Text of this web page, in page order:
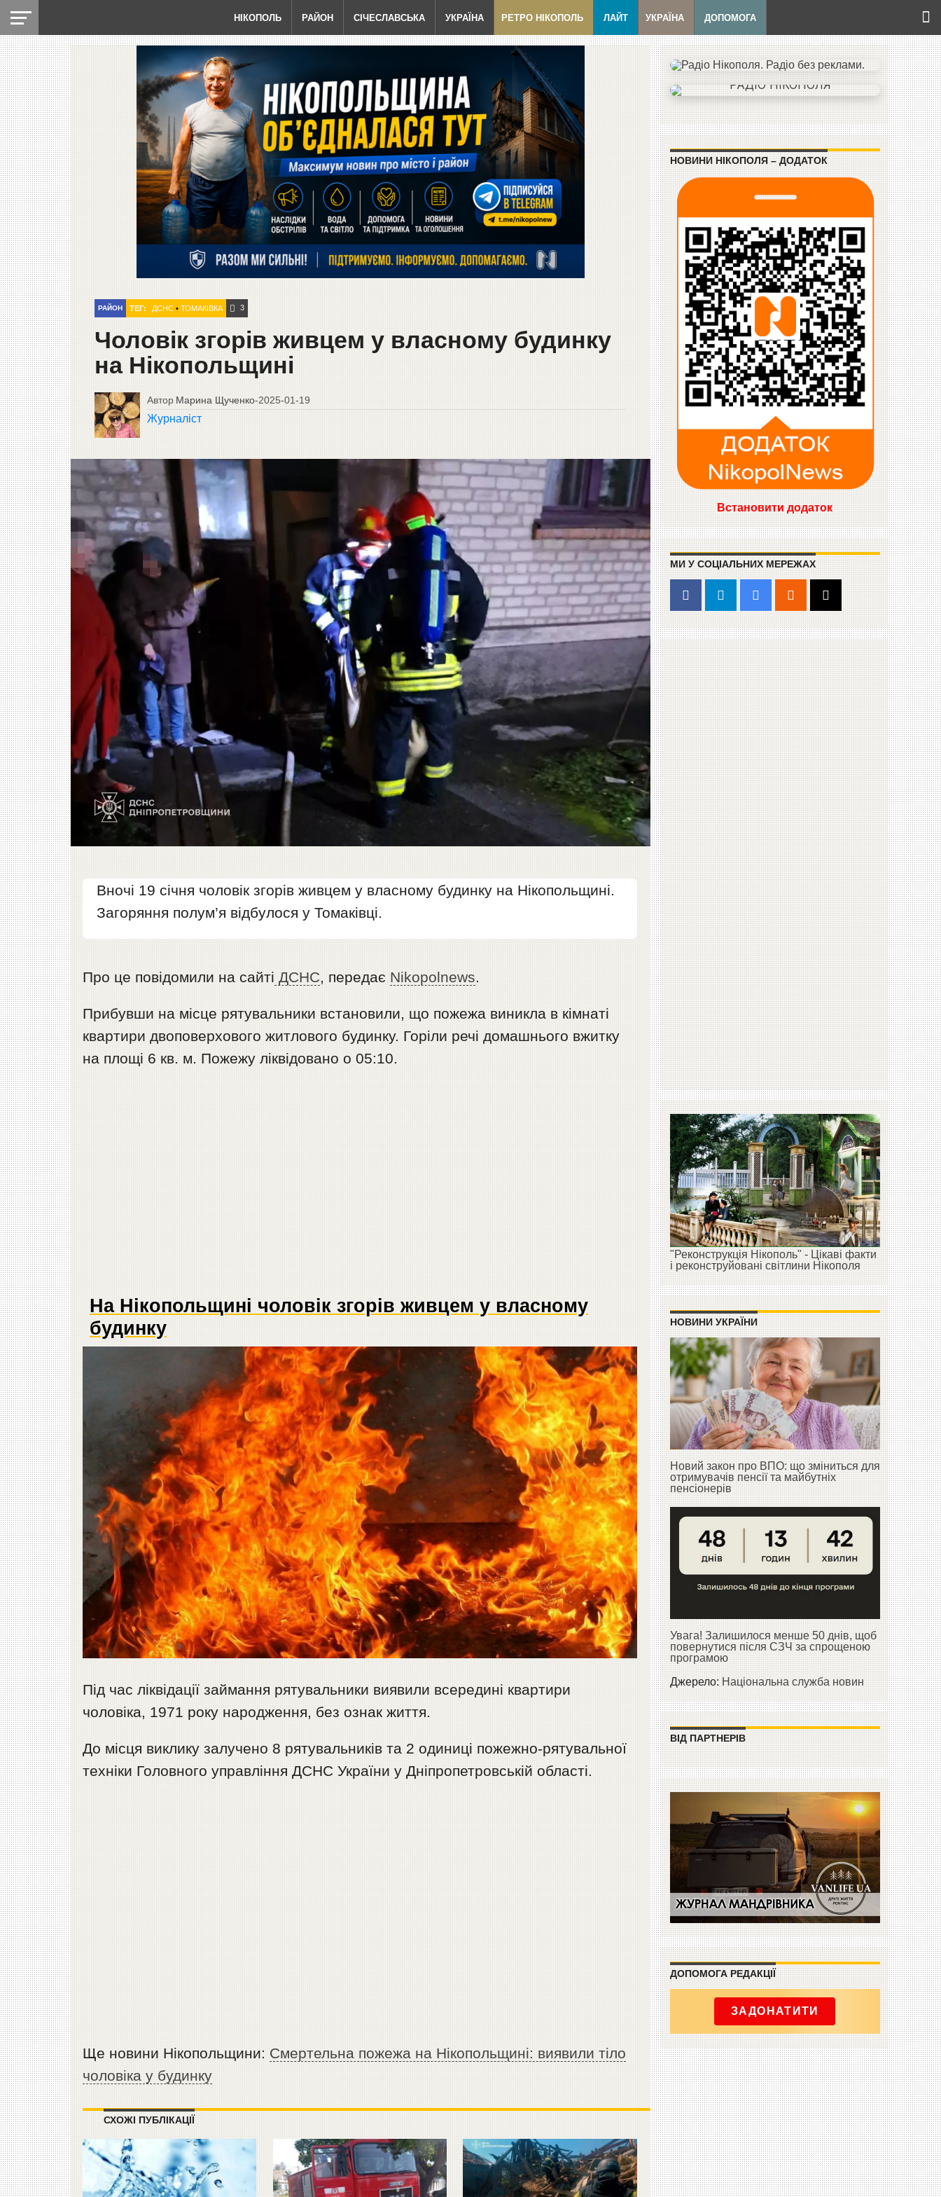
НІКОПОЛЬ РАЙОН СІЧЕСЛАВСЬКА УКРАЇНА РЕТРО НІКОПОЛЬ ЛАЙТ УКРАЇНА ДОПОМОГА
РАЙОН ТЕГ: ДСНС• ТОМАКІВКА 3
Чоловік згорів живцем у власному будинку
на Нікопольщині
Автор Марина Щученко-2025-01-19
Журналіст
Вночі 19 січня чоловік згорів живцем у власному будинку на Нікопольщині.
Загоряння полум’я відбулося у Томаківці.
Про це повідомили на сайті ДСНС, передає Nikopolnews.
Прибувши на місце рятувальники встановили, що пожежа виникла в кімнаті
квартири двоповерхового житлового будинку. Горіли речі домашнього вжитку
на площі 6 кв. м. Пожежу ліквідовано о 05:10.
На Нікопольщині чоловік згорів живцем у власному
будинку
Під час ліквідації займання рятувальники виявили всередині квартири
чоловіка, 1971 року народження, без ознак життя.
До місця виклику залучено 8 рятувальників та 2 одиниці пожежно-рятувальної
техніки Головного управління ДСНС України у Дніпропетровській області.
Ще новини Нікопольщини: Смертельна пожежа на Нікопольщині: виявили тіло
чоловіка у будинку
СХОЖІ ПУБЛІКАЦІЇ
НОВИНИ НІКОПОЛЯ – ДОДАТОК
Встановити додаток
МИ У СОЦІАЛЬНИХ МЕРЕЖАХ
"Реконструкція Нікополь" - Цікаві факти
і реконструйовані світлини Нікополя
НОВИНИ УКРАЇНИ
Новий закон про ВПО: що зміниться для
отримувачів пенсії та майбутніх
пенсіонерів
Увага! Залишилося менше 50 днів, щоб
повернутися після СЗЧ за спрощеною
програмою
Джерело:Національна служба новин
ВІД ПАРТНЕРІВ
ДОПОМОГА РЕДАКЦІЇ
ЗАДОНАТИТИ